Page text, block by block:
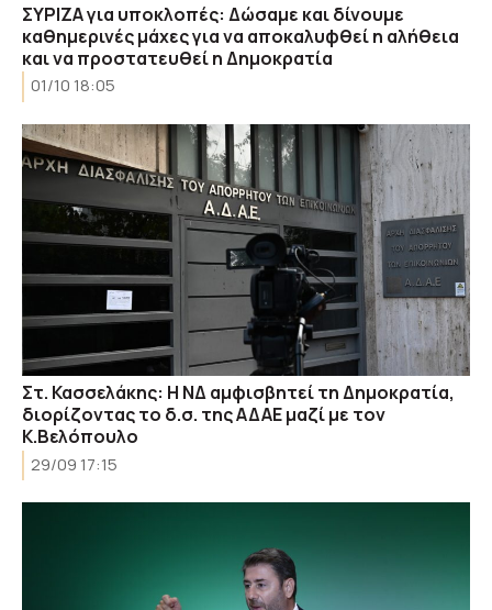
ΣΥΡΙΖΑ για υποκλοπές: Δώσαμε και δίνουμε
καθημερινές μάχες για να αποκαλυφθεί η αλήθεια
και να προστατευθεί η Δημοκρατία
01/10 18:05
Στ. Κασσελάκης: Η ΝΔ αμφισβητεί τη Δημοκρατία,
διορίζοντας το δ.σ. της ΑΔΑΕ μαζί με τον
Κ.Βελόπουλο
29/09 17:15